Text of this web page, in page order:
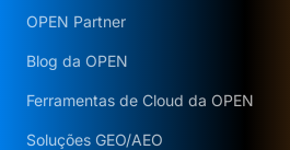
OPEN Partner
Blog da OPEN
Ferramentas de Cloud da OPEN
Soluções GEO/AEO